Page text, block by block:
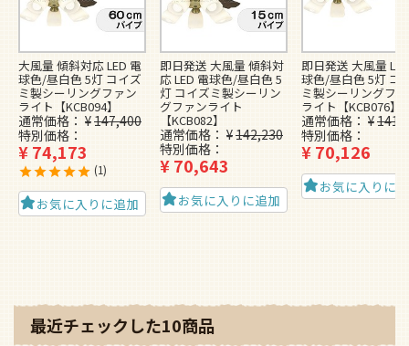
大風量 傾斜対応 LED 電
球色/昼白色 5灯 コイズ
ミ製シーリングファン
ライト【KCB094】
通常価格 ¥147,400
特別価格
¥74,173
1
お気に入りに追加
即日発送 大風量 傾斜対
応 LED 電球色/昼白色 5
灯 コイズミ製シーリン
グファンライト
【KCB082】
通常価格 ¥142,230
特別価格
¥70,643
お気に入りに追加
即日発送 大風量
球色/昼白色 5灯 コ
ミ製シーリングフ
ライト【KCB076】
通常価格 ¥
特別価格
¥70,126
お気に入りに
最近チェックした10商品